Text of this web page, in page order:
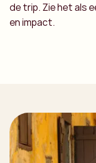
de trip. Zie het als
en impact.